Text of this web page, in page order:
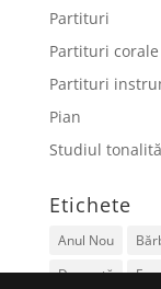
Partituri
Partituri corale
Partituri
Pian
Studiul
Etichete
Anul Nou
De nuntă